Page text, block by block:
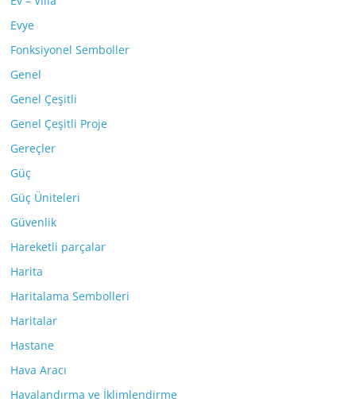
Evye
Fonksiyonel Semboller
Genel
Genel Çeşitli
Genel Çeşitli Proje
Gereçler
Güç
Güç Üniteleri
Güvenlik
Hareketli parçalar
Harita
Haritalama Sembolleri
Haritalar
Hastane
Hava Aracı
Havalandırma ve İklimlendirme